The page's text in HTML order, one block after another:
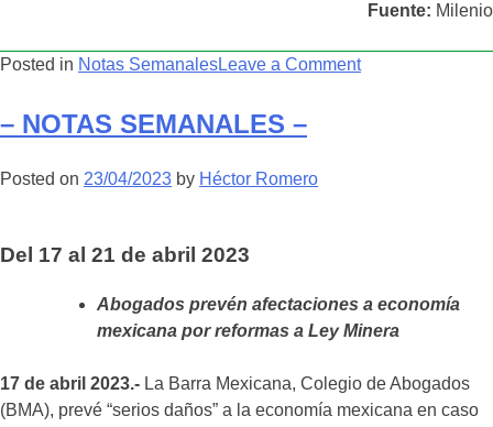
Fuente: Milenio
Posted in Notas SemanalesLeave a Commenton
– NOTAS SEMANALES –
Posted on 23/04/2023 by Héctor Romero
Del 17 al 21 de abril 2023
Abogados prevén afectaciones a economía
mexicana por reformas a Ley Minera
17 de abril 2023.- La Barra Mexicana, Colegio de Abogados
(BMA), prevé “serios daños” a la economía mexicana en caso